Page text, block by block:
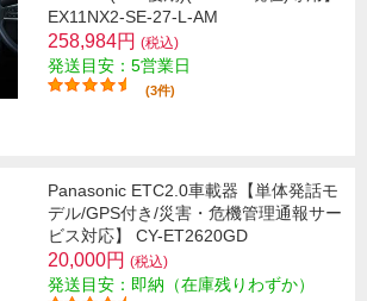
EX11NX2-SE-27-L-AM
258,984円 (税込)
発送目安：5営業日
(3件)
Panasonic ETC2.0車載器【単体発話モ
デル/GPS付き/災害・危機管理通報サー
ビス対応】 CY-ET2620GD
20,000円 (税込)
発送目安：即納（在庫残りわずか）